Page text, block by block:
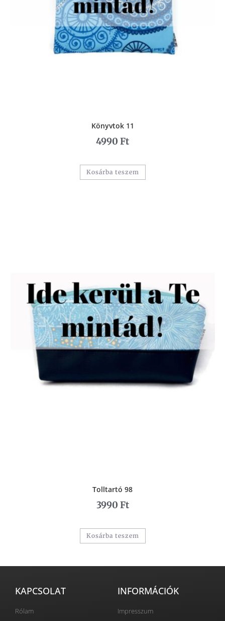
Könyvtok 11
4990 Ft
Kosárba teszem
Tolltartó 98
3990 Ft
Kosárba teszem
KAPCSOLAT
Rólam
INFORMÁCIÓK
Impresszum